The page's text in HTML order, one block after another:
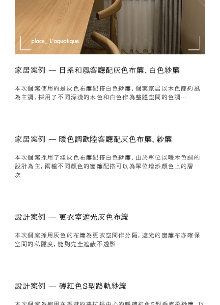
家居案例 — 日系和風客廳配灰色布簾、白色紗簾
本次個案使用的是灰色布簾配搭白色紗簾，個案家居以木色簡約風
為主調，採用了不同深淺的木色和白色作為整體空間的色調…
家居案例 — 暖色調歐陸客廳配灰色布簾、紗簾
本次個案採用了淺灰色布簾配搭白色紗簾，由於單位以暖木色調的
設計為主，兩種不同顏色的窗簾配搭可以為單位增添顏色上的層
次…
設計案例 — 更衣室遮光灰色布簾
本次個案採用灰色的布簾為更衣空間作分隔，遮光的窗簾布亦確保
空間的私隱度，能夠完全遮蔽不透影…
設計案例 — 磚紅色S型路軌紗簾